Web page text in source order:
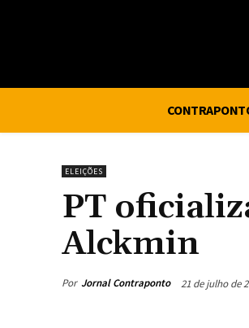
ELEIÇÕES
PT
Alckmin
Por Jornal Contraponto 21 de julho de